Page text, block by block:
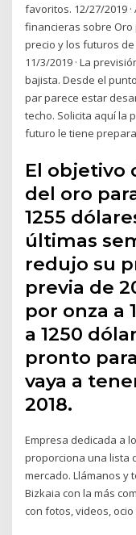
favoritos. 12/27/2019
financieras sobre
precio y los futuros
11/3/2019 · La
bajista. Desde el
par parece estar
techo. Solicita aquí la
futuro le tiene
El objetivo
del oro
1255
últimas
redujo su
previa de
por onza a
a 1250
pronto
vaya a
2018.
Empresa dedicada a
proporciona una lista
mercado. Llámanos y
Bizkaia con la más
con fotos, videos,